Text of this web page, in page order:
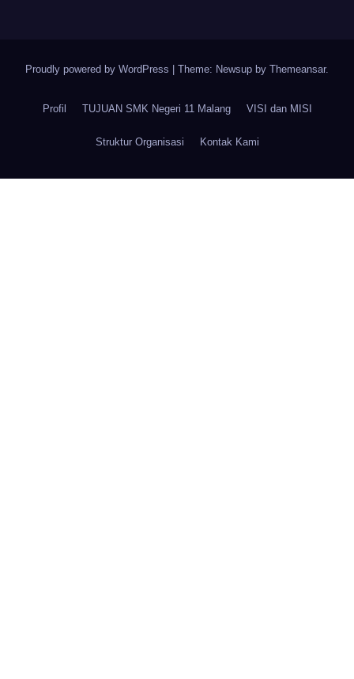
Proudly powered by WordPress Theme: Newsup by Themeansar.
Profil TUJUAN SMK Negeri 11 Malang VISI dan MISI
Struktur Organisasi Kontak Kami